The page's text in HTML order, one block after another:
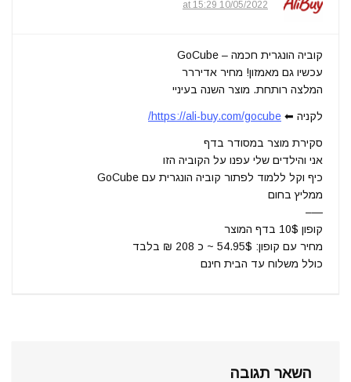
10/05/2022 at 15:29
קוביה הונגרית חכמה – GoCube
עכשיו גם מאמזון! מחיר אדיררר
המלצה רותחת. מוצר השנה בעיניי
לקניה ⬅ https://ali-buy.com/gocube/
סקירת מוצר במסודר בדף
אני והילדים שלי עפנו על הקוביה הזו
כיף וקל ללמוד לפתור קוביה הונגרית עם GoCube
ממליץ בחום
—–
קופון 10$ בדף המוצר
מחיר עם קופון: 54.95$ ~ כ 208 ₪ בלבד
כולל משלוח עד הבית חינם
השאר תגובה